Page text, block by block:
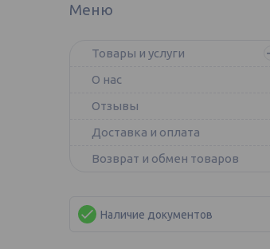
Товары и услуги
О нас
Отзывы
Доставка и оплата
Возврат и обмен товаров
Наличие документов